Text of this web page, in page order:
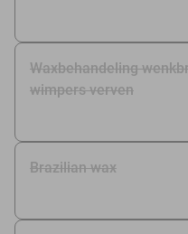
Waxbehandeling
wimpers verven
Brazilian wax